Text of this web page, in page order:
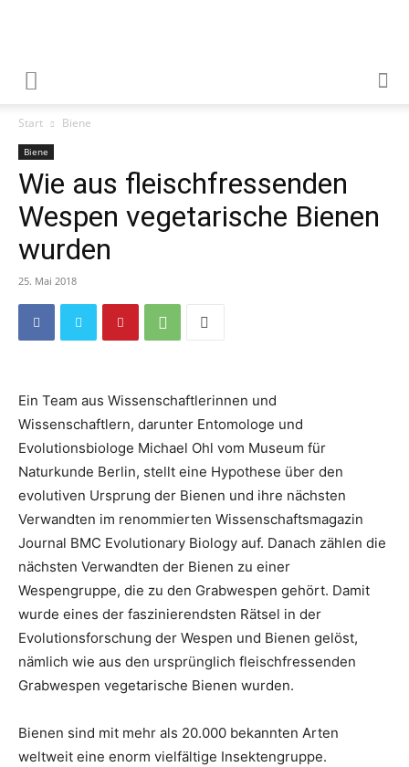
Start Biene
Biene
Wie aus fleischfressenden
Wespen vegetarische Bienen
wurden
25. Mai 2018
Ein Team aus Wissenschaftlerinnen und
Wissenschaftlern, darunter Entomologe und
Evolutionsbiologe Michael Ohl vom Museum für
Naturkunde Berlin, stellt eine Hypothese über den
evolutiven Ursprung der Bienen und ihre nächsten
Verwandten im renommierten Wissenschaftsmagazin
Journal BMC Evolutionary Biology auf. Danach zählen die
nächsten Verwandten der Bienen zu einer
Wespengruppe, die zu den Grabwespen gehört. Damit
wurde eines der faszinierendsten Rätsel in der
Evolutionsforschung der Wespen und Bienen gelöst,
nämlich wie aus den ursprünglich fleischfressenden
Grabwespen vegetarische Bienen wurden.
Bienen sind mit mehr als 20.000 bekannten Arten
weltweit eine enorm vielfältige Insektengruppe.